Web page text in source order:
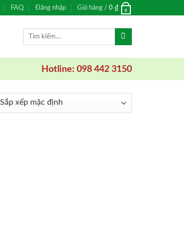
FAQ Đăng nhập Giỏ hàng / 0 ₫ 0
Tìm
Hotline: 098 442 3150